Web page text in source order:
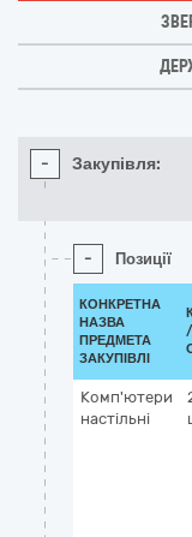
- Закупівля:
- Позиції
КОНКРЕТНА
НАЗВА
ПРЕДМЕТА
ЗАКУПІВЛІ
/
Комп'ютери
настільні